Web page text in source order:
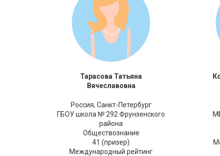
Тарасова Татьяна
Вячеславовна
Россия, Санкт-Петербург
ГБОУ школа № 292 Фрунзенского
района
Обществознание
41 (призер)
Международный рейтинг